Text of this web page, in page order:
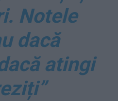
Notele
dacă
atingi